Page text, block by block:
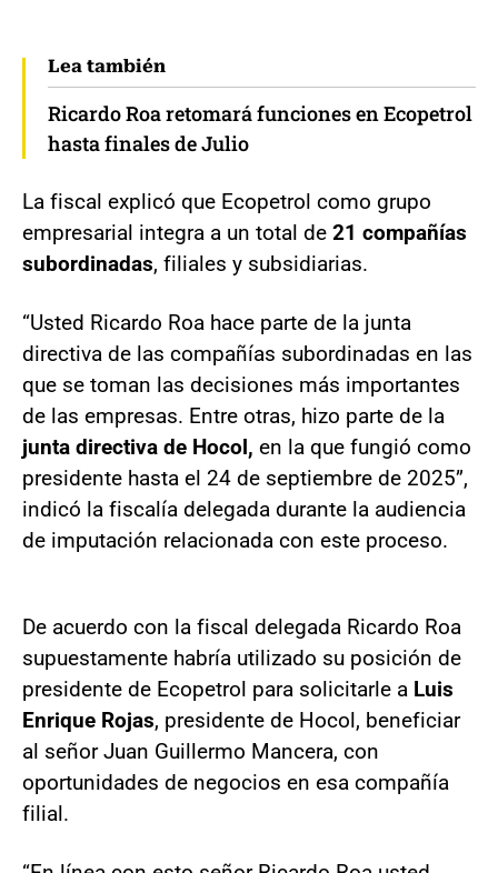
Lea también
Ricardo Roa retomará funciones en Ecopetrol
hasta finales de Julio
La fiscal explicó que Ecopetrol como grupo
empresarial integra a un total de 21 compañías
subordinadas, filiales y subsidiarias.
“Usted Ricardo Roa hace parte de la junta
directiva de las compañías subordinadas en las
que se toman las decisiones más importantes
de las empresas. Entre otras, hizo parte de la
junta directiva de Hocol, en la que fungió como
presidente hasta el 24 de septiembre de 2025”,
indicó la fiscalía delegada durante la audiencia
de imputación relacionada con este proceso.
De acuerdo con la fiscal delegada Ricardo Roa
supuestamente habría utilizado su posición de
presidente de Ecopetrol para solicitarle a Luis
Enrique Rojas, presidente de Hocol, beneficiar
al señor Juan Guillermo Mancera, con
oportunidades de negocios en esa compañía
filial.